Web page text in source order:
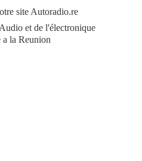
site Autoradio.re
et de l'électronique
a la Reunion